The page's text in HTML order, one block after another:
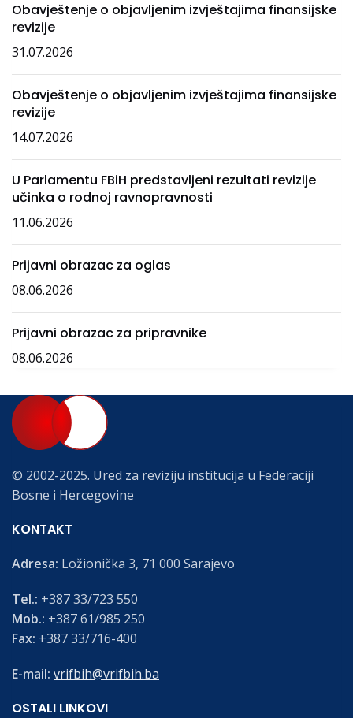
Obavještenje o objavljenim izvještajima finansijske
revizije
31.07.2026
Obavještenje o objavljenim izvještajima finansijske
revizije
14.07.2026
U Parlamentu FBiH predstavljeni rezultati revizije
učinka o rodnoj ravnopravnosti
11.06.2026
Prijavni obrazac za oglas
08.06.2026
Prijavni obrazac za pripravnike
08.06.2026
© 2002-2025. Ured za reviziju institucija u Federaciji
Bosne i Hercegovine
KONTAKT
Adresa: Ložionička 3, 71 000 Sarajevo
Tel.: +387 33/723 550
Mob.: +387 61/985 250
Fax: +387 33/716-400
E-mail: vrifbih@vrifbih.ba
OSTALI LINKOVI